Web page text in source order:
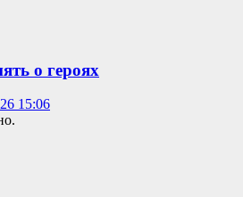
о героях
15:06